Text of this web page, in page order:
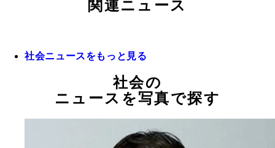
関連ニュース
社会ニュースをもっと見る
社会の
ニュースを写真で探す